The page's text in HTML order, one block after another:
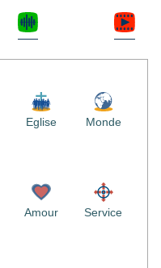
Eglise Monde
Amour Service